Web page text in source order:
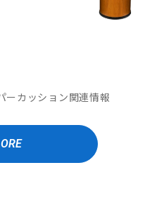
ーカッション関連情報